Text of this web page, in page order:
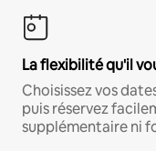
La flexibilité qu'il
Choisissez vos
puis réservez
supplémentaire ni